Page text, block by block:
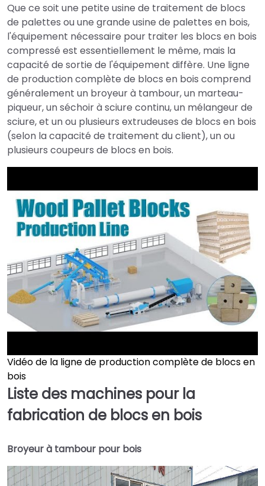
Que ce soit une petite usine de traitement de blocs
de palettes ou une grande usine de palettes en bois,
l'équipement nécessaire pour traiter les blocs en bois
compressé est essentiellement le même, mais la
capacité de sortie de l'équipement diffère. Une ligne
de production complète de blocs en bois comprend
généralement un broyeur à tambour, un marteau-
piqueur, un séchoir à sciure continu, un mélangeur de
sciure, et un ou plusieurs extrudeuses de blocs en bois
(selon la capacité de traitement du client), un ou
plusieurs coupeurs de blocs en bois.
►
Vidéo de la ligne de production complète de blocs en
bois
Liste des machines pour la
fabrication de blocs en bois
Broyeur à tambour pour bois